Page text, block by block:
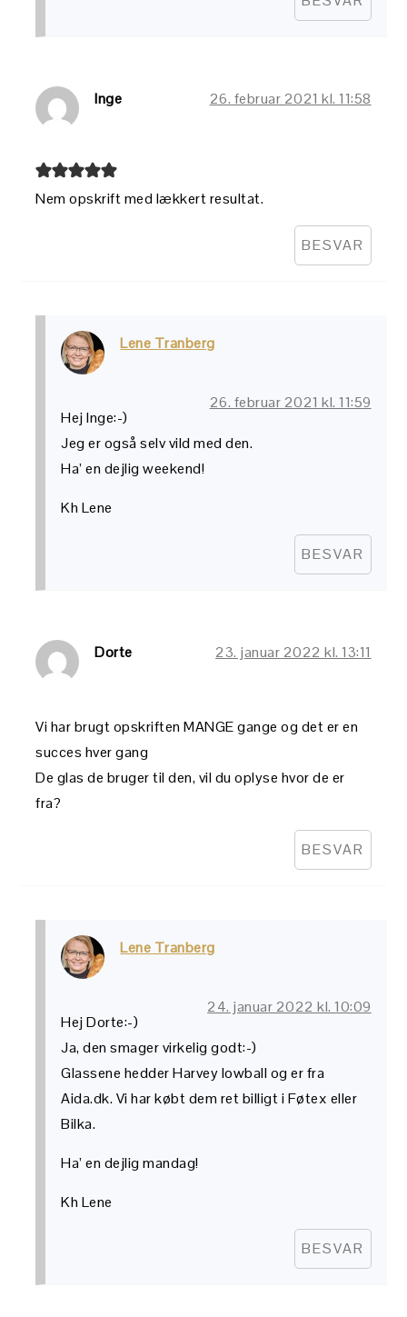
Inge 26. februar 2021 kl. 11:58
Nem opskrift med lækkert resultat.
BESVAR
Lene Tranberg
26. februar 2021 kl. 11:59
Hej Inge:-)
Jeg er også selv vild med den.
Ha’ en dejlig weekend!
Kh Lene
BESVAR
Dorte 23. januar 2022 kl. 13:11
Vi har brugt opskriften MANGE gange og det er en
succes hver gang
De glas de bruger til den, vil du oplyse hvor de er
fra?
BESVAR
Lene Tranberg
24. januar 2022 kl. 10:09
Hej Dorte:-)
Ja, den smager virkelig godt:-)
Glassene hedder Harvey lowball og er fra
Aida.dk. Vi har købt dem ret billigt i Føtex eller
Bilka.
Ha’ en dejlig mandag!
Kh Lene
BESVAR